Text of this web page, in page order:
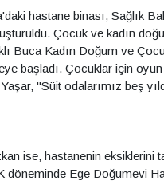
hastane binası, Sağlık
Çocuk ve kadın
Buca Kadın Doğum ve
başladı. Çocuklar için oyun
"Süit odalarımız beş
ise, hastanenin eksiklerini
döneminde Ege Doğumevi